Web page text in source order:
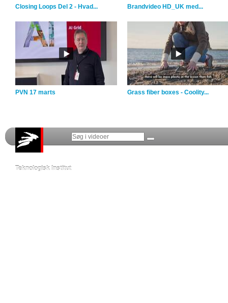
Closing Loops Del 2 - Hvad... Brandvideo HD_UK med...
PVN 17 marts Grass fiber boxes - Coolity...
Teknologisk Institut